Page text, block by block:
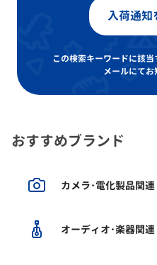
入荷通知
この検索キーワードに該当
メールにてお
おすすめブランド
カメラ･電化製品関連
オーディオ･楽器関連